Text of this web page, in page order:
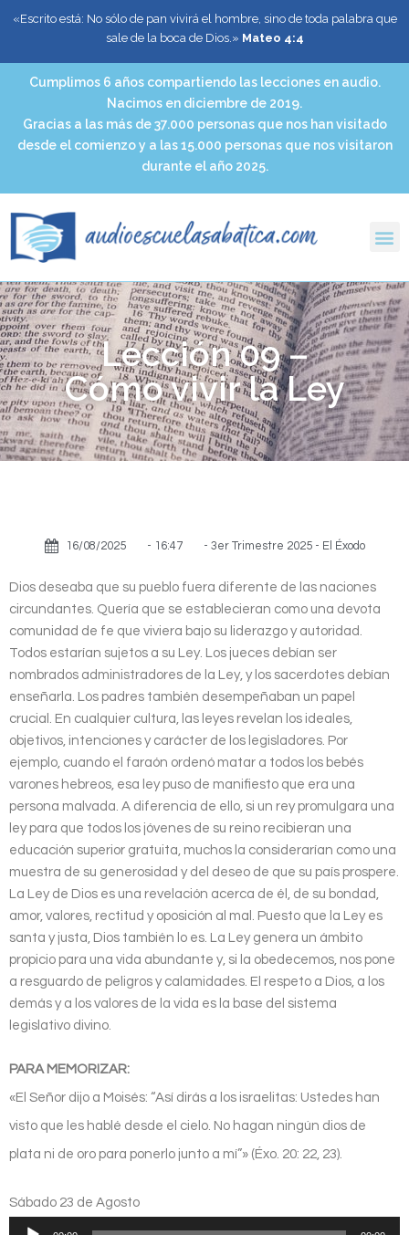
«Escrito está: No sólo de pan vivirá el hombre, sino de toda palabra que
sale de la boca de Dios.» Mateo 4:4
Cumplimos 6 años compartiendo las lecciones en audio.
Nacimos en diciembre de 2019.
Gracias a las más de 37.000 personas que nos han visitado
desde el comienzo y a las 15.000 personas que nos visitaron
durante el año 2025.
Lección 09 –
Cómo vivir la Ley
16/08/2025 - 16:47 - 3er Trimestre 2025 - El Éxodo
Dios deseaba que su pueblo fuera diferente de las naciones
circundantes. Quería que se establecieran como una devota
comunidad de fe que viviera bajo su liderazgo y autoridad.
Todos estarían sujetos a su Ley. Los jueces debían ser
nombrados administradores de la Ley, y los sacerdotes debían
enseñarla. Los padres también desempeñaban un papel
crucial. En cualquier cultura, las leyes revelan los ideales,
objetivos, intenciones y carácter de los legisladores. Por
ejemplo, cuando el faraón ordenó matar a todos los bebés
varones hebreos, esa ley puso de manifiesto que era una
persona malvada. A diferencia de ello, si un rey promulgara una
ley para que todos los jóvenes de su reino recibieran una
educación superior gratuita, muchos la considerarían como una
muestra de su generosidad y del deseo de que su país prospere.
La Ley de Dios es una revelación acerca de él, de su bondad,
amor, valores, rectitud y oposición al mal. Puesto que la Ley es
santa y justa, Dios también lo es. La Ley genera un ámbito
propicio para una vida abundante y, si la obedecemos, nos pone
a resguardo de peligros y calamidades. El respeto a Dios, a los
demás y a los valores de la vida es la base del sistema
legislativo divino.
PARA MEMORIZAR:
«El Señor dijo a Moisés: “Así dirás a los israelitas: Ustedes han
visto que les hablé desde el cielo. No hagan ningún dios de
plata ni de oro para ponerlo junto a mí”» (Éxo. 20: 22, 23).
Sábado 23 de Agosto
Reproductor